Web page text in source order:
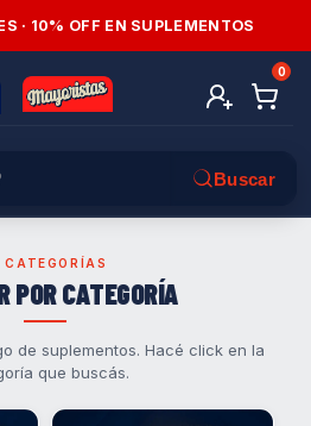
· 10% OFF EN SUPLEMENTOS
0
CATEGORÍAS
POR CATEGORÍA
de suplementos. Hacé click en la
que buscás.